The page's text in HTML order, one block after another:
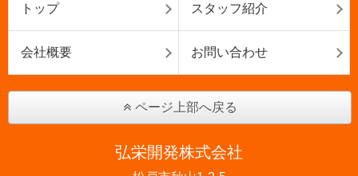
トップ スタッフ紹介
会社概要 お問い合わせ
ページ上部へ戻る
弘栄開発株式会社